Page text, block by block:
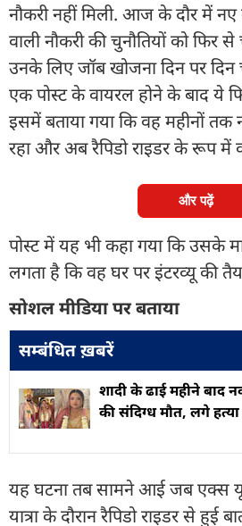
नौकरी नहीं मिली. आज के दौर में
वाली नौकरी की चुनौतियों को फिर से
उनके लिए जॉब खोजना दिन पर दिन
एक पोस्ट के वायरल होने के बाद ये
इसमें बताया गया कि वह महीनों तक
रहा और अब रैपिडो राइडर के रूप में
और पढ़ें
पोस्ट में यह भी कहा गया कि उसके
लगता है कि वह घर पर इंटरव्यू की
सोशल मीडिया पर बताया
सम्बंधित ख़बरें
शादी के ढाई महीने बाद
की संदिग्ध मौत, लगे
यह घटना तब सामने आई जब एक्स
यात्रा के दौरान रैपिडो राइडर से हुई